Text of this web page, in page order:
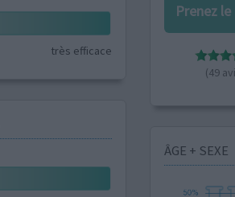
très efficace
Prenez
(49
ÂGE + SEXE